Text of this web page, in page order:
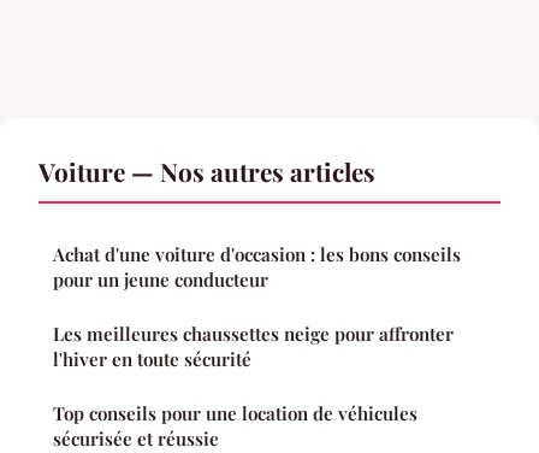
Voiture — Nos autres articles
Achat d'une voiture d'occasion : les bons conseils
pour un jeune conducteur
Les meilleures chaussettes neige pour affronter
l'hiver en toute sécurité
Top conseils pour une location de véhicules
sécurisée et réussie